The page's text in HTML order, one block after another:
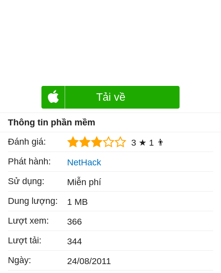
Tải về
Thông tin phần mềm
Đánh giá:
3 ★ 1 👨
Phát hành:
NetHack
Sử dụng:
Miễn phí
Dung lượng:
1 MB
Lượt xem:
366
Lượt tải:
344
Ngày:
24/08/2011